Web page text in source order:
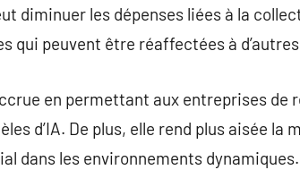
diminuer les dépenses liées à la
qui peuvent être réaffectées à
en permettant aux entreprises de
d’IA. De plus, elle rend plus aisée la
dans les environnements dynamiques.